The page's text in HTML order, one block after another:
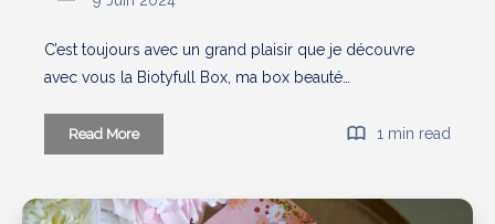
C’est toujours avec un grand plaisir que je découvre
avec vous la Biotyfull Box, ma box beauté…
Read MoreBiotyfull
Box
2024
1 min read